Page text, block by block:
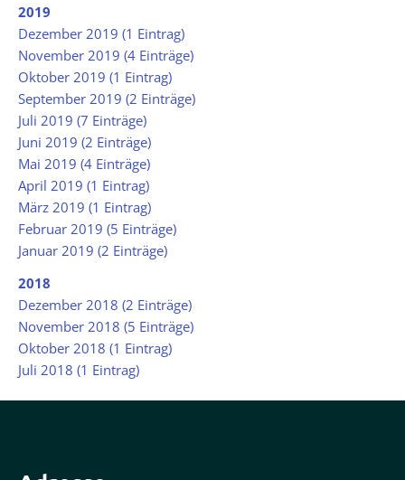
2019
Dezember 2019 (1 Eintrag)
November 2019 (4 Einträge)
Oktober 2019 (1 Eintrag)
September 2019 (2 Einträge)
Juli 2019 (7 Einträge)
Juni 2019 (2 Einträge)
Mai 2019 (4 Einträge)
April 2019 (1 Eintrag)
März 2019 (1 Eintrag)
Februar 2019 (5 Einträge)
Januar 2019 (2 Einträge)
2018
Dezember 2018 (2 Einträge)
November 2018 (5 Einträge)
Oktober 2018 (1 Eintrag)
Juli 2018 (1 Eintrag)